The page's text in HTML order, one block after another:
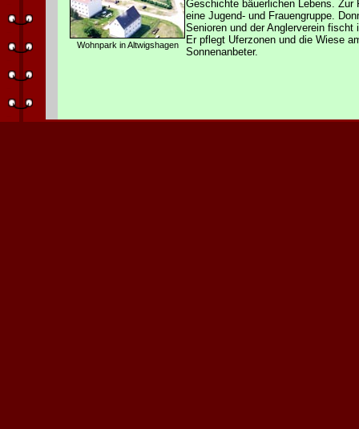
Wohnpark in Altwigshagen
Geschichte bäuerlichen Lebens. Zur
eine Jugend- und Frauengruppe.
Senioren und der Anglerverein
Er pflegt Uferzonen und die Wiese
Sonnenanbeter.